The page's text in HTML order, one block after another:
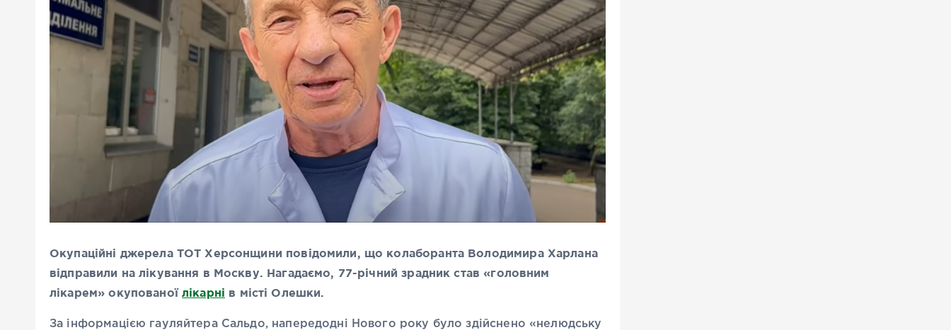
Окупаційні джерела ТОТ Херсонщини повідомили, що колаборанта Володимира Харлана
відправили на лікування в Москву. Нагадаємо, 77-річний зрадник став «головним
лікарем» окупованої лікарні в місті Олешки.
За інформацією гауляйтера Сальдо, напередодні Нового року було здійснено «нелюдську